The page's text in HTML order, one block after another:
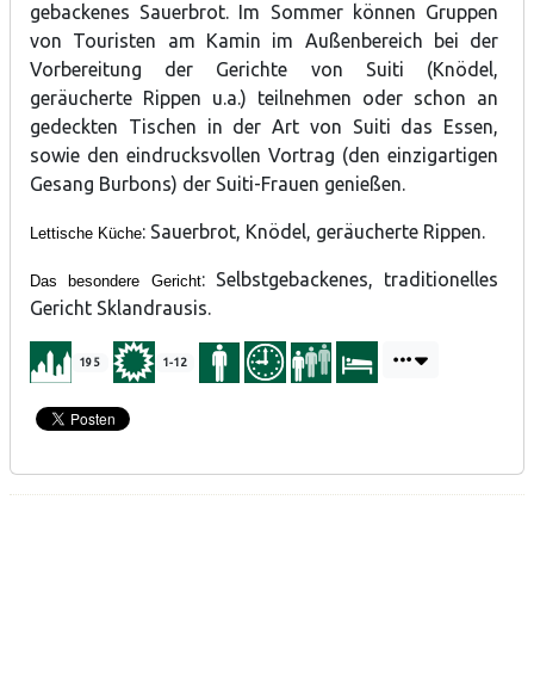
gebackenes Sauerbrot. Im Sommer können Gruppen
von Touristen am Kamin im Außenbereich bei der
Vorbereitung der Gerichte von Suiti (Knödel,
geräucherte Rippen u.a.) teilnehmen oder schon an
gedeckten Tischen in der Art von Suiti das Essen,
sowie den eindrucksvollen Vortrag (den einzigartigen
Gesang Burbons) der Suiti-Frauen genießen.
Lettische Küche: Sauerbrot, Knödel, geräucherte Rippen.
Das besondere Gericht: Selbstgebackenes, traditionelles
Gericht Sklandrausis.
195 1-12